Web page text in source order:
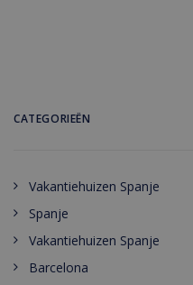
CATEGORIEËN
Vakantiehuizen Spanje
Spanje
Vakantiehuizen Spanje
Barcelona